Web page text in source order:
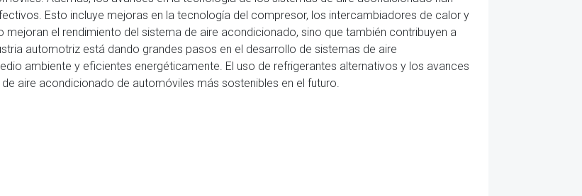
Esto incluye mejoras en la tecnología del compresor, los intercambiadores de calor y
el rendimiento del sistema de aire acondicionado, sino que también contribuyen a
automotriz está dando grandes pasos en el desarrollo de sistemas de aire
ambiente y eficientes energéticamente. El uso de refrigerantes alternativos y los avances
aire acondicionado de automóviles más sostenibles en el futuro.